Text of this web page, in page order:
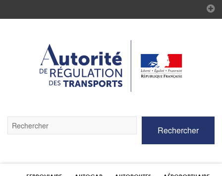
par
pour
Rechercher